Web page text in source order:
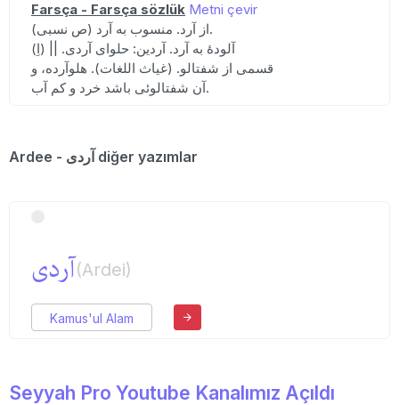
Farsça - Farsça sözlük Metni çevir
(ص نسبی) از آرد. منسوب به آرد.
آلودهٔ به آرد. آردین: حلوای آردی. || (اِ)
قسمی از شفتالو. (غیاث اللغات). هلوآرده، و
آن شفتالوئی باشد خرد و کم آب.
Ardee - آردی diğer yazımlar
آردی(Ardei)
Kamus'ul Alam
Seyyah Pro Youtube Kanalımız Açıldı